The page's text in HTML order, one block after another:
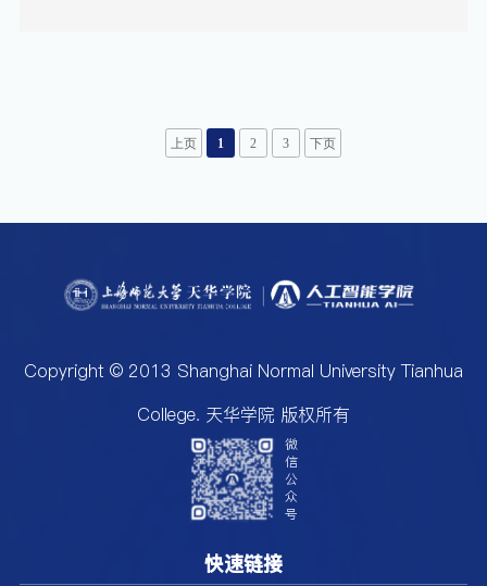
上页 1 2 3 下页
Copyright © 2013 Shanghai Normal University Tianhua
College. 天华学院 版权所有
微
信
公
众
号
快速链接